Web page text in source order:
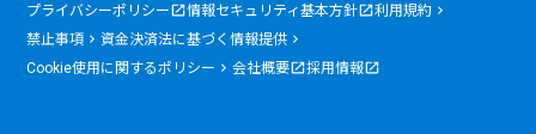
プライバシーポリシー 情報セキュリティ基本方針
利用規約
禁止事項
資金決済法に基づく情報提供
Cookie使用に関するポリシー
会社概要 採用情報